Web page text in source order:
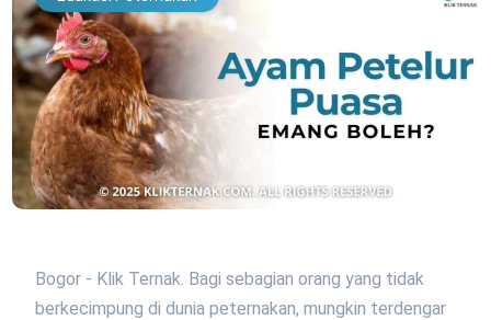
Bogor - Klik Ternak. Bagi sebagian orang yang tidak
berkecimpung di dunia peternakan, mungkin terdengar